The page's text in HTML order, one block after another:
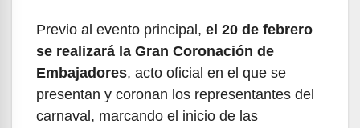
Previo al evento principal, el 20 de febrero
se realizará la Gran Coronación de
Embajadores, acto oficial en el que se
presentan y coronan los representantes del
carnaval, marcando el inicio de las